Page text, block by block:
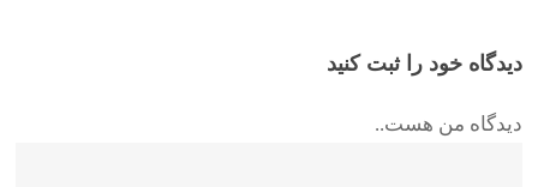
دیدگاه خود را ثبت کنید
دیدگاه من هست..